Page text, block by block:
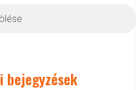
bejegyzések